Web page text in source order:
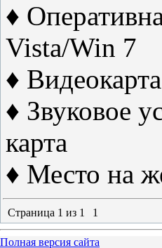
♦
Vista/Win 7
♦
♦ Звуковое
карта
♦ Место на
Страница 1 из 1 1
Полная версия сайта